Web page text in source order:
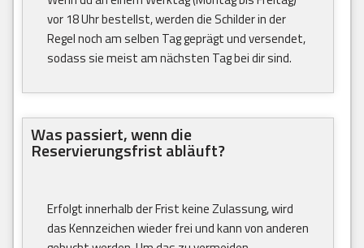
vor 18 Uhr bestellst, werden die Schilder in der
Regel noch am selben Tag geprägt und versendet,
sodass sie meist am nächsten Tag bei dir sind.
Was passiert, wenn die
Reservierungsfrist abläuft?
Erfolgt innerhalb der Frist keine Zulassung, wird
das Kennzeichen wieder frei und kann von anderen